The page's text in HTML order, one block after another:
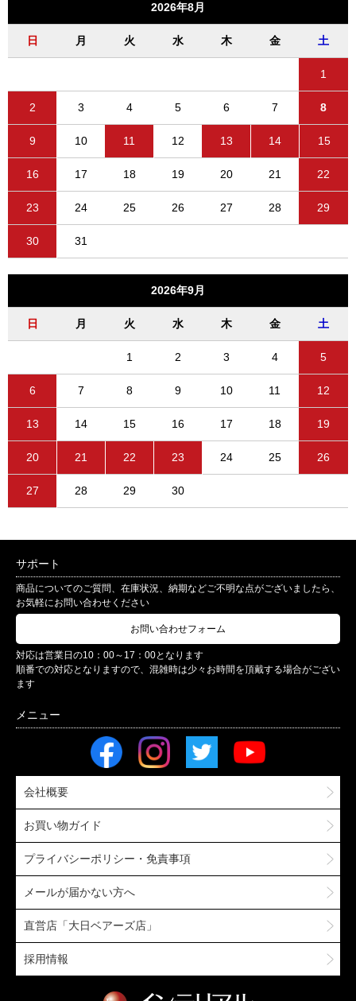
2026年8月
日 月 火 水 木 金 土
1
2 3 4 5 6 7 8
9 10 11 12 13 14 15
16 17 18 19 20 21 22
23 24 25 26 27 28 29
30 31
2026年9月
日 月 火 水 木 金 土
1 2 3 4 5
6 7 8 9 10 11 12
13 14 15 16 17 18 19
20 21 22 23 24 25 26
27 28 29 30
サポート
商品についてのご質問、在庫状況、納期などご不明な点がございましたら、
お気軽にお問い合わせください
お問い合わせフォーム
対応は営業日の10：00～17：00となります
順番での対応となりますので、混雑時は少々お時間を頂戴する場合がござい
ます
会社概要
お買い物ガイド
プライバシーポリシー・免責事項
メールが届かない方へ
直営店「大日ベアーズ店」
採用情報